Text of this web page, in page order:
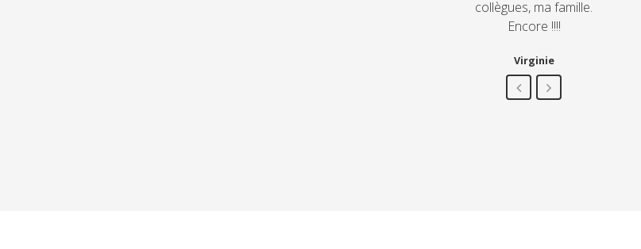
Et depuis, cette formation "me suis"! J'y pense très souvent, avant (ou après!...) des échanges
donne des outils précieux pour mieux communiquer
Corinne